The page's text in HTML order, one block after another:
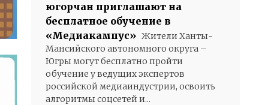
югорчан приглашают на
бесплатное обучение в
«Медиакампус» Жители Ханты-
Мансийского автономного округа –
Югры могут бесплатно пройти
обучение у ведущих экспертов
российской медиаиндустрии, освоить
алгоритмы соцсетей и...